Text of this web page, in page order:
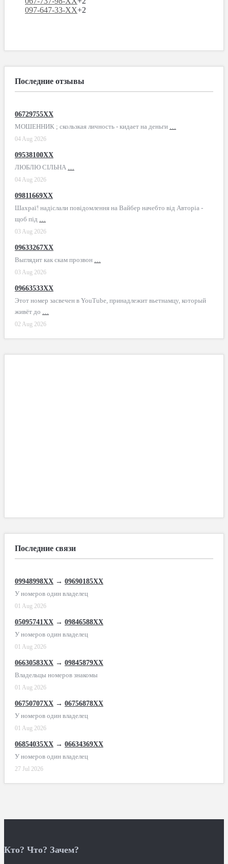
097-647-33-XX+2
Последние отзывы
06729755XX
МОШЕННИК ; скользкая личность - кидает на деньги …
04 Aug 2026
09538100XX
ЛЮБЛЮ СІЛЬНА …
04 Aug 2026
09811669XX
Шахраї! надіслали повідомлення на Вайбер начебто від Авторіа -
щоб під …
03 Aug 2026
09633267XX
Выглядит как скам прозвон …
03 Aug 2026
09663533XX
Этот номер засвечен в YouTube, принадлежит вьетнамцу, который
живёт до …
02 Aug 2026
Последние связи
09948998XX → 09690185XX
У номеров один владелец
01 Aug 2026
05095741XX → 09846588XX
У номеров один владелец
01 Aug 2026
06630583XX → 09845879XX
Владельцы номеров знакомы
01 Aug 2026
06750707XX → 06756878XX
У номеров один владелец
01 Aug 2026
06854035XX → 06634369XX
У номеров один владелец
27 Jul 2026
Кто? Что? Зачем?